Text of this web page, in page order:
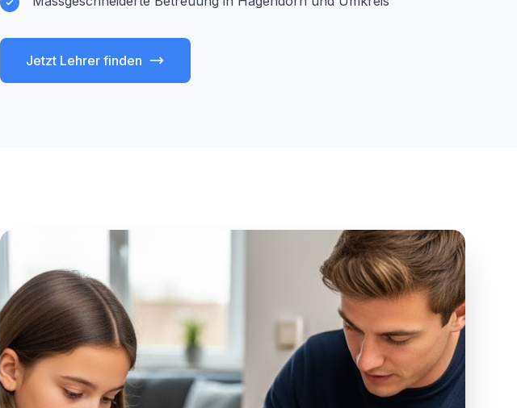
Jetzt Lehrer finden